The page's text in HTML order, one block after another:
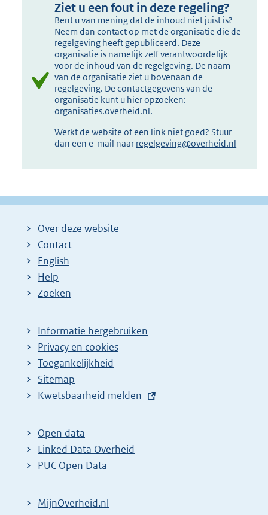
Ziet u een fout in deze regeling?
Bent u van mening dat de inhoud niet juist is?
Neem dan contact op met de organisatie die de
regelgeving heeft gepubliceerd. Deze
organisatie is namelijk zelf verantwoordelijk
voor de inhoud van de regelgeving. De naam
van de organisatie ziet u bovenaan de
regelgeving. De contactgegevens van de
organisatie kunt u hier opzoeken:
organisaties.overheid.nl.
Werkt de website of een link niet goed? Stuur
dan een e-mail naar regelgeving@overheid.nl
Over deze website
Contact
English
Help
Zoeken
Informatie hergebruiken
Privacy en cookies
Toegankelijkheid
Sitemap
E
t
e
r
l
Kwetsbaarheid melden
Open data
Linked Data Overheid
PUC Open Data
MijnOverheid.nl